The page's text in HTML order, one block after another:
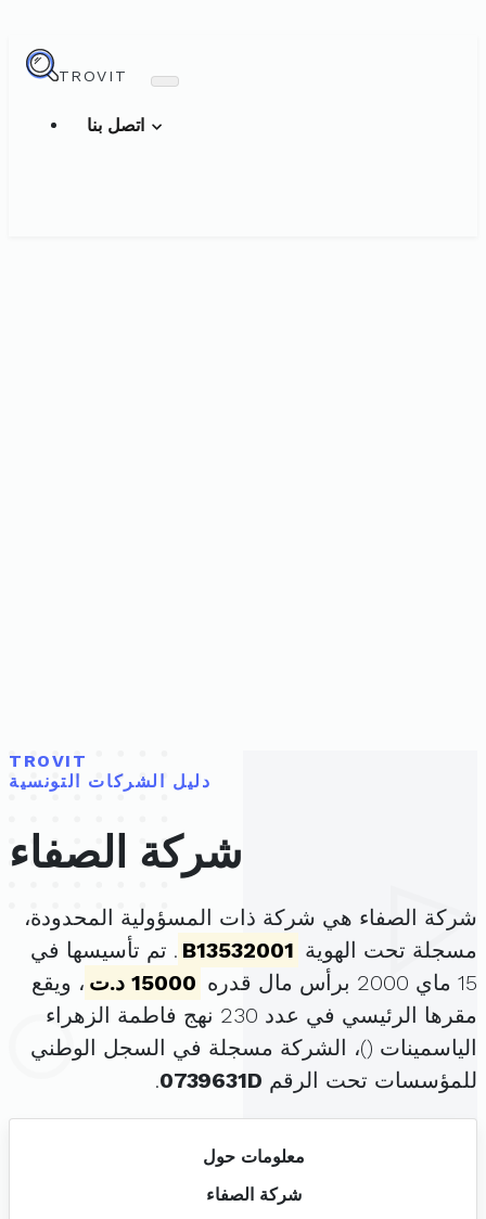
TROVIT
TROVIT
دليل الشركات التونسية
شركة الصفاء
شركة الصفاء هي شركة ذات المسؤولية المحدودة،
مسجلة تحت الهوية B13532001 . تم تأسيسها في
15 ماي 2000 برأس مال قدره
15000 د.ت
، ويقع
مقرها الرئيسي في عدد 230 نهج فاطمة الزهراء
الياسمينات ()، الشركة مسجلة في السجل الوطني
للمؤسسات تحت الرقم 0739631D
.
معلومات حول
شركة الصفاء